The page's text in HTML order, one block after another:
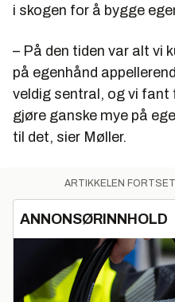
i skogen for å bygge
– På den tiden var alt vi
på egenhånd
veldig sentral, og vi fant
gjøre ganske mye på
til det, sier Møller.
ARTIKKELEN
ANNONSØRINNHOLD